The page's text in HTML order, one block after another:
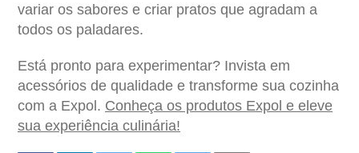
variar os sabores e criar pratos que agradam a
todos os paladares.
Está pronto para experimentar? Invista em
acessórios de qualidade e transforme sua cozinha
com a Expol. Conheça os produtos Expol e eleve
sua experiência culinária!